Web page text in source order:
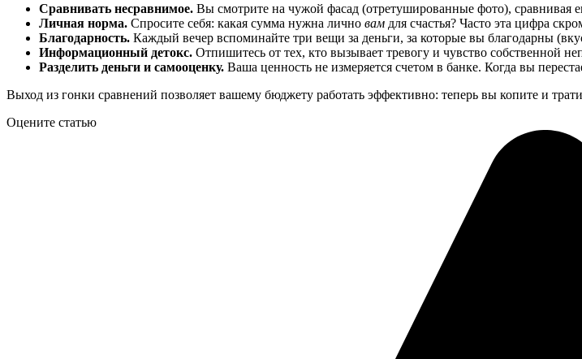
Сравнивать несравнимое. Вы смотрите на чужой фасад (отретушированные фото), сравнивая
Личная норма. Спросите себя: какая сумма нужна лично вам для счастья? Часто эта цифра
Благодарность. Каждый вечер вспоминайте три вещи за деньги, за которые вы благодарны
Информационный детокс. Отпишитесь от тех, кто вызывает тревогу и чувство собственной
Разделить деньги и самооценку. Ваша ценность не измеряется счетом в банке. Когда вы
Выход из гонки сравнений позволяет вашему бюджету работать эффективно: теперь вы копите и
Оцените статью